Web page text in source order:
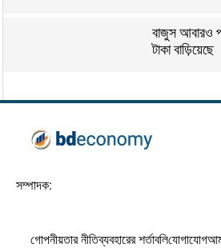
বাজুস আবারও
টাকা বাড়িয়েছে
সম্পাদক:
গোপনীয়তার নীতিব্যবহারের শর্তাবলিযোগাযোগ